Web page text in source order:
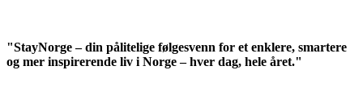
"StayNorge – din pålitelige følgesvenn for et enklere, smartere
og mer inspirerende liv i Norge – hver dag, hele året."